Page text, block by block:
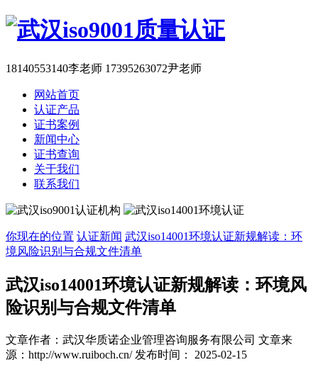
18140553140李老师 17395263072尹老师
网站首页
认证产品
证书案例
新闻中心
证书查询
关于我们
联系我们
你现在的位置 认证新闻 武汉iso14001环境认证新规解读：环
境风险识别与合规文件清单
武汉iso14001环境认证新规解读：环境风
险识别与合规文件清单
文章作者：武汉华质诺企业管理咨询服务有限公司 文章来
源：http://www.ruiboch.cn/ 发布时间： 2025-02-15